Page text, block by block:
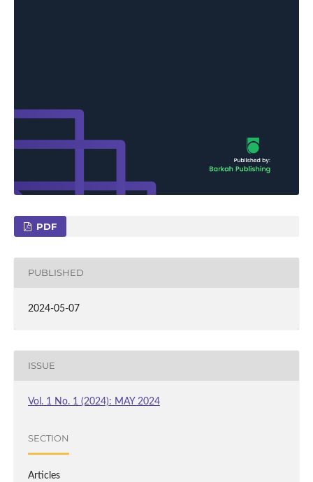
PDF
PUBLISHED
2024-05-07
ISSUE
Vol. 1 No. 1 (2024): MAY 2024
SECTION
Articles